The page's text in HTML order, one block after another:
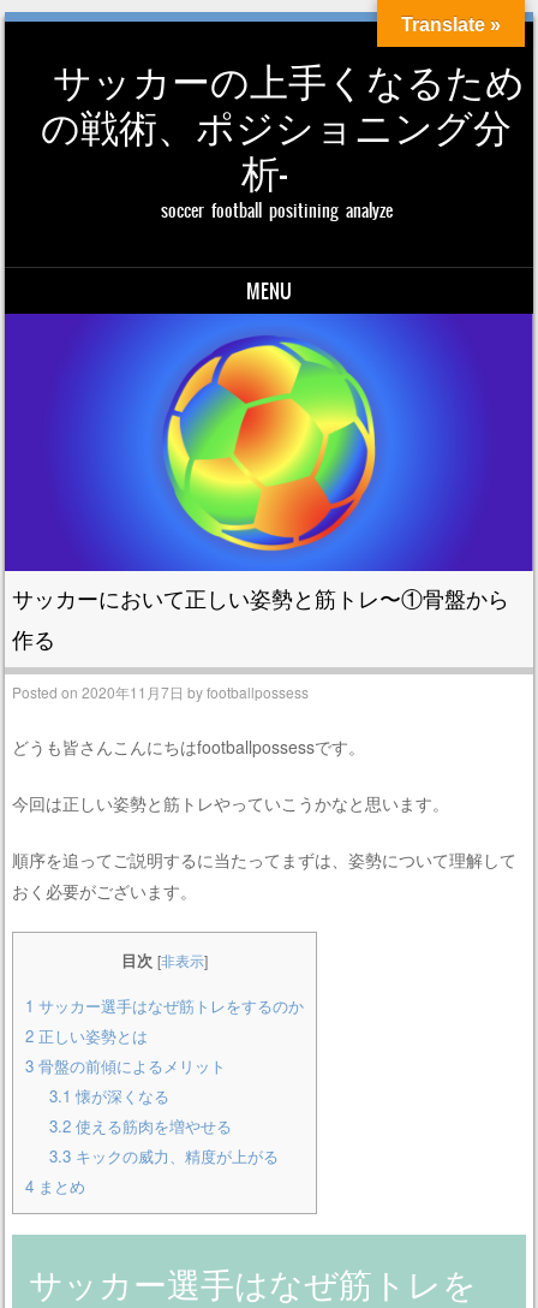
サッカーの上手くなるため
の戦術、ポジショニング分
析-
soccer football positining analyze
MENU
サッカーにおいて正しい姿勢と筋トレ〜①骨盤から
作る
Posted on2020年11月7日 byfootballpossess
どうも皆さんこんにちはfootballpossessです。
今回は正しい姿勢と筋トレやっていこうかなと思います。
順序を追ってご説明するに当たってまずは、姿勢について理解して
おく必要がございます。
目次 [非表示]
1 サッカー選手はなぜ筋トレをするのか
2 正しい姿勢とは
3 骨盤の前傾によるメリット
3.1 懐が深くなる
3.2 使える筋肉を増やせる
3.3 キックの威力、精度が上がる
4 まとめ
サッカー選手はなぜ筋トレを
Translate »